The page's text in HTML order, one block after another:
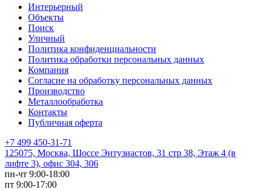
Интерьерный
Объекты
Поиск
Уличный
Политика конфиденциальности
Политика обработки персональных данных
Компания
Согласие на обработку персональных данных
Производство
Металлообработка
Контакты
Публичная оферта
+7 499 450-31-71
125075, Москва, Шоссе Энтузиастов, 31 стр 38, Этаж 4 (в
лифте 3), офис 304, 306
пн-чт 9:00-18:00
пт 9:00-17:00